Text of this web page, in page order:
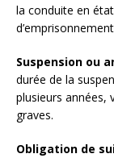
la conduite en état
Suspension ou
durée de la
plusieurs années,
graves.
Obligation de